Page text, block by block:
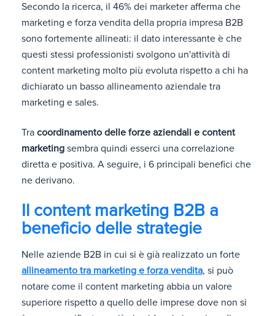
Secondo la ricerca, il 46% dei marketer afferma che
marketing e forza vendita della propria impresa B2B
sono fortemente allineati: il dato interessante è che
questi stessi professionisti svolgono un'attività di
content marketing molto più evoluta rispetto a chi ha
dichiarato un basso allineamento aziendale tra
marketing e sales.
Tra coordinamento delle forze aziendali e content
marketing sembra quindi esserci una correlazione
diretta e positiva. A seguire, i 6 principali benefici che
ne derivano.
Il content marketing B2B a
beneficio delle strategie
Nelle aziende B2B in cui si è già realizzato un forte
allineamento tra marketing e forza vendita, si può
notare come il content marketing abbia un valore
superiore rispetto a quello delle imprese dove non si